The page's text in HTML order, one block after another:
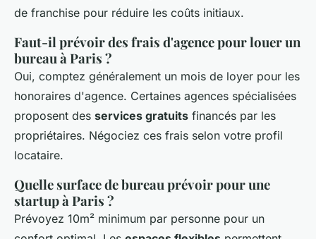
de franchise pour réduire les coûts initiaux.
Faut-il prévoir des frais d'agence pour louer un
bureau à Paris ?
Oui, comptez généralement un mois de loyer pour les
honoraires d'agence. Certaines agences spécialisées
proposent des services gratuits financés par les
propriétaires. Négociez ces frais selon votre profil
locataire.
Quelle surface de bureau prévoir pour une
startup à Paris ?
Prévoyez 10m² minimum par personne pour un